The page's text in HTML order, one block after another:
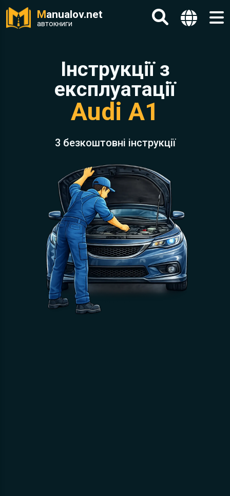
Manualov.net
автокниги
Інструкції з
експлуатації
Audi A1
3 безкоштовні інструкції